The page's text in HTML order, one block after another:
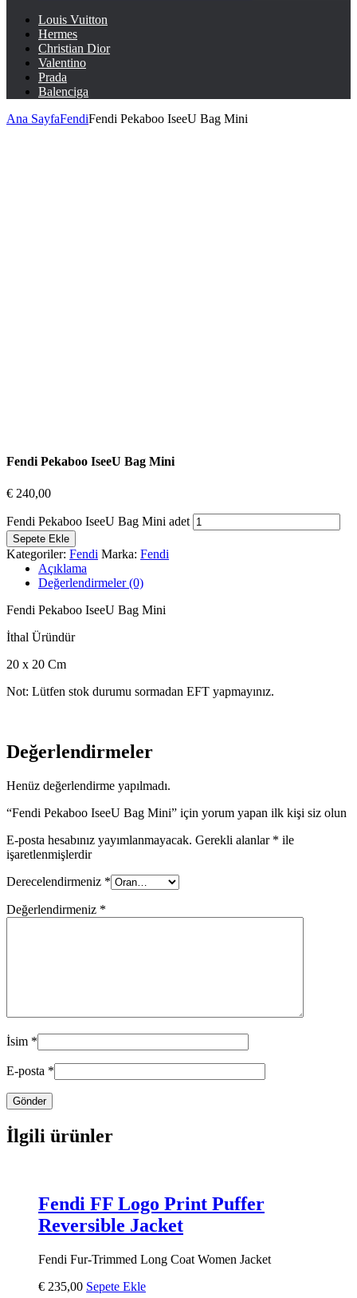
Louis Vuitton
Hermes
Christian Dior
Valentino
Prada
Balenciga
Ana SayfaFendiFendi Pekaboo IseeU Bag Mini
Fendi Pekaboo IseeU Bag Mini
€ 240,00
Fendi Pekaboo IseeU Bag Mini adet
Sepete Ekle
Kategoriler: Fendi Marka: Fendi
Açıklama
Değerlendirmeler (0)
Fendi Pekaboo IseeU Bag Mini
İthal Üründür
20 x 20 Cm
Not: Lütfen stok durumu sormadan EFT yapmayınız.
Değerlendirmeler
Henüz değerlendirme yapılmadı.
“Fendi Pekaboo IseeU Bag Mini” için yorum yapan ilk kişi siz olun
E-posta hesabınız yayımlanmayacak. Gerekli alanlar * ile
işaretlenmişlerdir
Derecelendirmeniz *
Değerlendirmeniz *
İsim *
E-posta *
İlgili ürünler
Fendi FF Logo Print Puffer
Reversible Jacket
Fendi Fur-Trimmed Long Coat Women Jacket
€ 235,00 Sepete Ekle